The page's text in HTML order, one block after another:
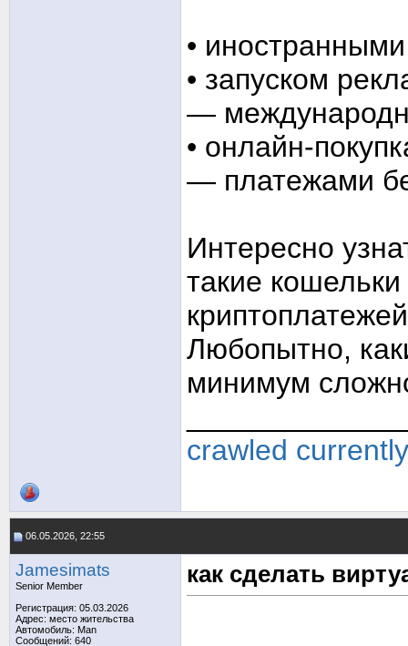
•
• запуском
—
• онлайн-
— платежами
Интересно
такие
Любопытно,
минимум
crawled
06.05.2026, 22:55
Jamesimats
Senior Member
Регистрация: 05.03.2026
Адрес: место жительства
Автомобиль: Man
Сообщений: 640
как сделать